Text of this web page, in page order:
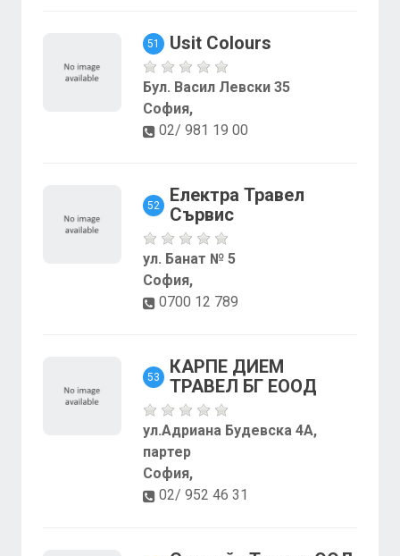
51 Usit Colours
Бул. Васил Левски 35
София,
02/ 981 19 00
52
Електра Травел
Сървис
ул. Банат № 5
София,
0700 12 789
53
КАРПЕ ДИЕМ
ТРАВЕЛ БГ ЕООД
ул.Адриана Будевска 4А,
партер
София,
02/ 952 46 31